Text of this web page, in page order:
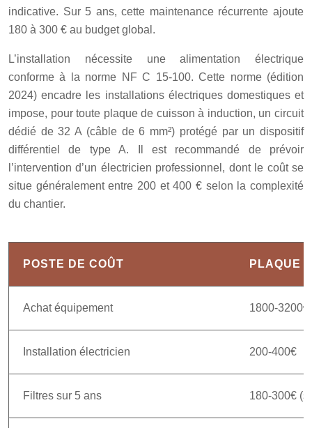
indicative. Sur 5 ans, cette maintenance récurrente ajoute
180 à 300 € au budget global.
L’installation nécessite une alimentation électrique
conforme à la norme NF C 15-100. Cette norme (édition
2024) encadre les installations électriques domestiques et
impose, pour toute plaque de cuisson à induction, un circuit
dédié de 32 A (câble de 6 mm²) protégé par un dispositif
différentiel de type A. Il est recommandé de prévoir
l’intervention d’un électricien professionnel, dont le coût se
situe généralement entre 200 et 400 € selon la complexité
du chantier.
POSTE DE COÛT PLAQUE
Achat équipement 1800-3200€
Installation électricien 200-400€
Filtres sur 5 ans 180-300€